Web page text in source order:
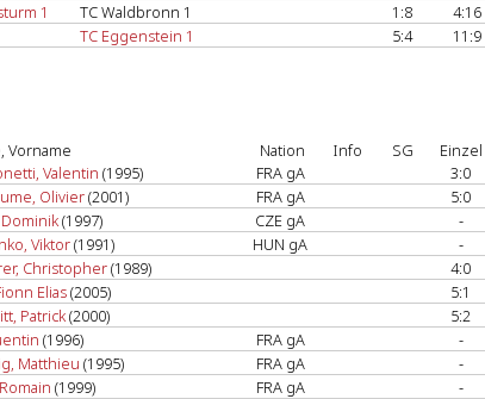
1 TC Waldbronn 1 1:8 4:16
TC Eggenstein 1 5:4 11:9
Vorname Nation Info SG Einzel
Valentin (1995) FRA gA 3:0
Olivier(2001) FRA gA 5:0
Dominik(1997) CZE gA -
Viktor(1991) HUN gA -
Christopher(1989) 4:0
Elias(2005) 5:1
Patrick(2000) 5:2
(1996) FRA gA -
Matthieu (1995) FRA gA -
(1999) FRA gA -